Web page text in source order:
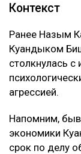
Контекст
Ранее Назым
Куандыком
столкнулась
агрессией.
Напомним,
экономики
срок по делу